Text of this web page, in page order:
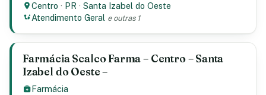
Centro · PR ·Santa Izabel do Oeste
Atendimento Geral e outras 1
Farmácia Scalco Farma – Centro – Santa
Izabel do Oeste –
Farmácia